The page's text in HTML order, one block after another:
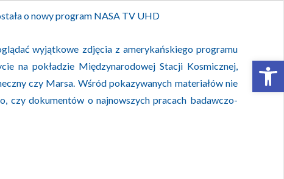
o nowy program NASA TV UHD
wyjątkowe zdjęcia z amerykańskiego programu
na pokładzie Międzynarodowej Stacji Kosmicznej,
czy Marsa. Wśród pokazywanych materiałów nie
czy dokumentów o najnowszych pracach badawczo-